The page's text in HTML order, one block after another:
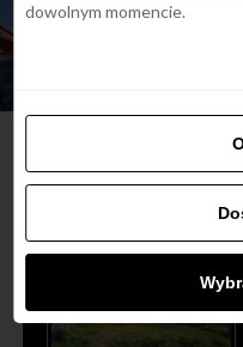
ARTYKUŁY
Najbardziej
dowolnym momencie.